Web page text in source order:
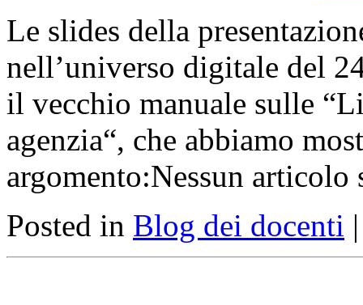
Le slides della
nell’universo digitale del
il vecchio manuale sulle
agenzia“, che abbiamo
argomento:Nessun articolo
Posted in Blog dei docenti